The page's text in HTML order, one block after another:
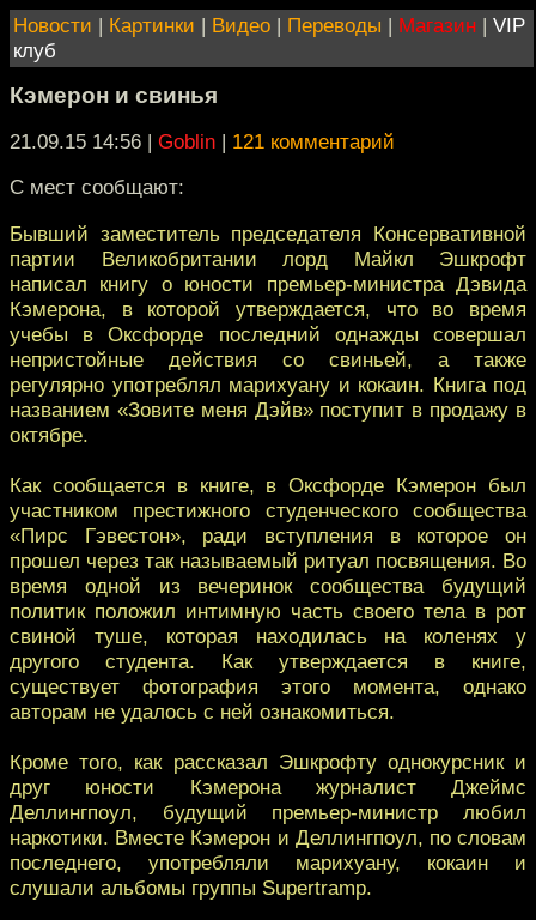
Новости | Картинки | Видео | Переводы | Магазин | VIP
клуб
Кэмерон и свинья
21.09.15 14:56 | Goblin | 121 комментарий
С мест сообщают:
Бывший заместитель председателя Консервативной
партии Великобритании лорд Майкл Эшкрофт
написал книгу о юности премьер-министра Дэвида
Кэмерона, в которой утверждается, что во время
учебы в Оксфорде последний однажды совершал
непристойные действия со свиньей, а также
регулярно употреблял марихуану и кокаин. Книга под
названием «Зовите меня Дэйв» поступит в продажу в
октябре.
Как сообщается в книге, в Оксфорде Кэмерон был
участником престижного студенческого сообщества
«Пирс Гэвестон», ради вступления в которое он
прошел через так называемый ритуал посвящения. Во
время одной из вечеринок сообщества будущий
политик положил интимную часть своего тела в рот
свиной туше, которая находилась на коленях у
другого студента. Как утверждается в книге,
существует фотография этого момента, однако
авторам не удалось с ней ознакомиться.
Кроме того, как рассказал Эшкрофту однокурсник и
друг юности Кэмерона журналист Джеймс
Деллингпоул, будущий премьер-министр любил
наркотики. Вместе Кэмерон и Деллингпоул, по словам
последнего, употребляли марихуану, кокаин и
слушали альбомы группы Supertramp.